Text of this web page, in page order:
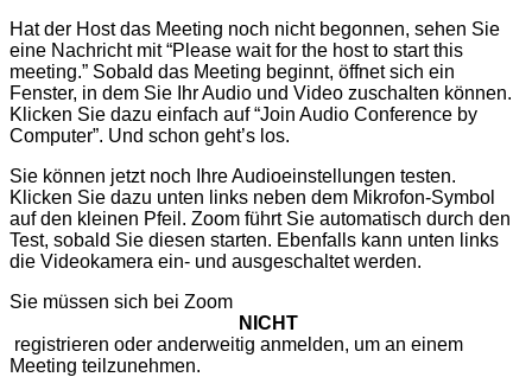
Hat der Host das Meeting noch nicht begonnen, sehen Sie
eine Nachricht mit “Please wait for the host to start this
meeting.” Sobald das Meeting beginnt, öffnet sich ein
Fenster, in dem Sie Ihr Audio und Video zuschalten können.
Klicken Sie dazu einfach auf “Join Audio Conference by
Computer”. Und schon geht’s los.
Sie können jetzt noch Ihre Audioeinstellungen testen.
Klicken Sie dazu unten links neben dem Mikrofon-Symbol
auf den kleinen Pfeil. Zoom führt Sie automatisch durch den
Test, sobald Sie diesen starten. Ebenfalls kann unten links
die Videokamera ein- und ausgeschaltet werden.
Sie müssen sich bei Zoom
NICHT
registrieren oder anderweitig anmelden, um an einem
Meeting teilzunehmen.